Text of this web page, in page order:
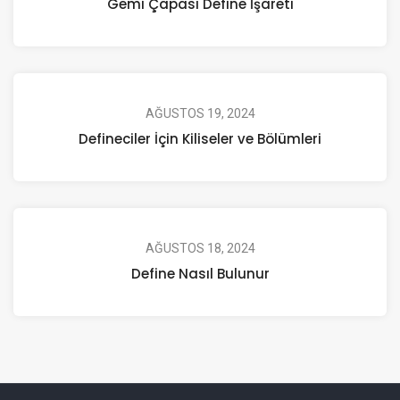
AĞUSTOS 19, 2024
Defineciler İçin Kiliseler ve Bölümleri
AĞUSTOS 18, 2024
Define Nasıl Bulunur